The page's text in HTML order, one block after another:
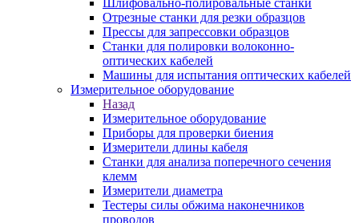
Шлифовально-полировальные станки
Отрезные станки для резки образцов
Прессы для запрессовки образцов
Станки для полировки волоконно-
оптических кабелей
Машины для испытания оптических кабелей
Измерительное оборудование
Назад
Измерительное оборудование
Приборы для проверки биения
Измерители длины кабеля
Станки для анализа поперечного сечения
клемм
Измерители диаметра
Тестеры силы обжима наконечников
проводов